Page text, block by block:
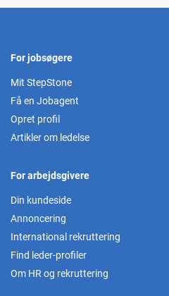
For jobsøgere
Mit StepStone
Få en Jobagent
Opret profil
Artikler om ledelse
For arbejdsgivere
Din kundeside
Annoncering
International rekruttering
Find leder-profiler
Om HR og rekruttering